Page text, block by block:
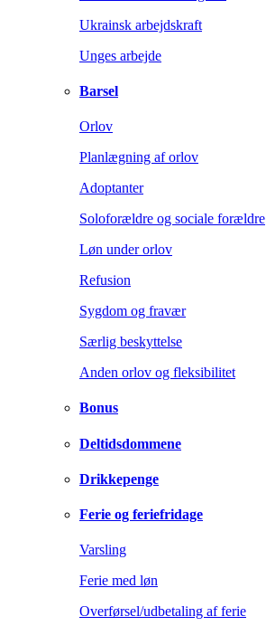
Ukrainsk arbejdskraft
Unges arbejde
Barsel
Orlov
Planlægning af orlov
Adoptanter
Soloforældre og sociale forældre
Løn under orlov
Refusion
Sygdom og fravær
Særlig beskyttelse
Anden orlov og fleksibilitet
Bonus
Deltidsdommene
Drikkepenge
Ferie og feriefridage
Varsling
Ferie med løn
Overførsel/udbetaling af ferie